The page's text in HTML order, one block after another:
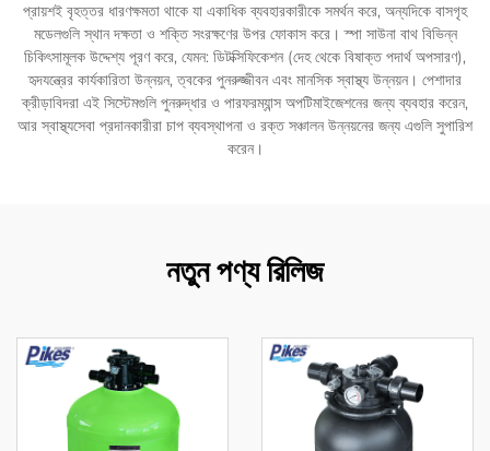
প্রায়শই বৃহত্তর ধারণক্ষমতা থাকে যা একাধিক ব্যবহারকারীকে সমর্থন করে, অন্যদিকে বাসগৃহ
মডেলগুলি স্থান দক্ষতা ও শক্তি সংরক্ষণের উপর ফোকাস করে। স্পা সাউনা বাথ বিভিন্ন
চিকিৎসামূলক উদ্দেশ্য পূরণ করে, যেমন: ডিটক্সিফিকেশন (দেহ থেকে বিষাক্ত পদার্থ অপসারণ),
হৃদযন্ত্রের কার্যকারিতা উন্নয়ন, ত্বকের পুনরুজ্জীবন এবং মানসিক স্বাস্থ্য উন্নয়ন। পেশাদার
ক্রীড়াবিদরা এই সিস্টেমগুলি পুনরুদ্ধার ও পারফরম্যান্স অপটিমাইজেশনের জন্য ব্যবহার করেন,
আর স্বাস্থ্যসেবা প্রদানকারীরা চাপ ব্যবস্থাপনা ও রক্ত সঞ্চালন উন্নয়নের জন্য এগুলি সুপারিশ
করেন।
নতুন পণ্য রিলিজ